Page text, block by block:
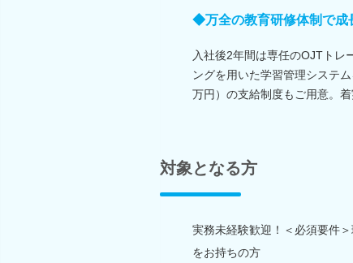
◆万全の教育研修体制で
入社後2年間は専任のOJTトレ
ングを用いた学習管理システ
万円）の支給制度もご用意。
対象となる方
実務未経験歓迎！＜必須要件
をお持ちの方